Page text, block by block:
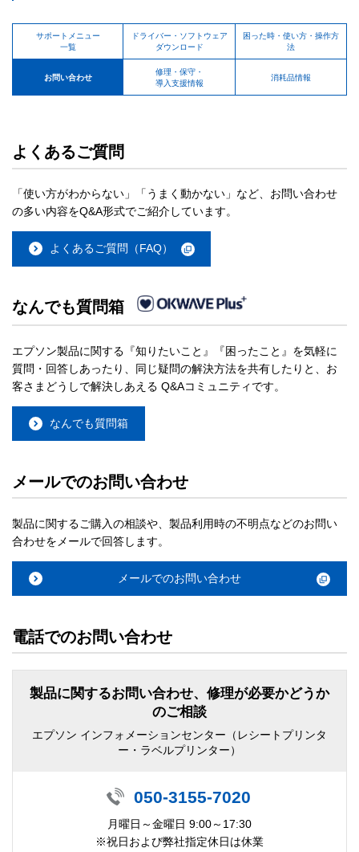
サポートメニュー
一覧
ドライバー・ソフトウェア
ダウンロード
困った時・使い方・操作方
法
お問い合わせ
修理・保守・
導入支援情報
消耗品情報
よくあるご質問
「使い方がわからない」「うまく動かない」など、お問い合わせ
の多い内容をQ&A形式でご紹介しています。
よくあるご質問（FAQ）
なんでも質問箱
エプソン製品に関する『知りたいこと』『困ったこと』を気軽に
質問・回答しあったり、同じ疑問の解決方法を共有したりと、お
客さまどうしで解決しあえる Q&Aコミュニティです。
なんでも質問箱
メールでのお問い合わせ
製品に関するご購入の相談や、製品利用時の不明点などのお問い
合わせをメールで回答します。
メールでのお問い合わせ
電話でのお問い合わせ
製品に関するお問い合わせ、修理が必要かどうか
のご相談
エプソン インフォメーションセンター（レシートプリンタ
ー・ラベルプリンター）
050-3155-7020
月曜日～金曜日 9:00～17:30
※祝日および弊社指定休日は休業